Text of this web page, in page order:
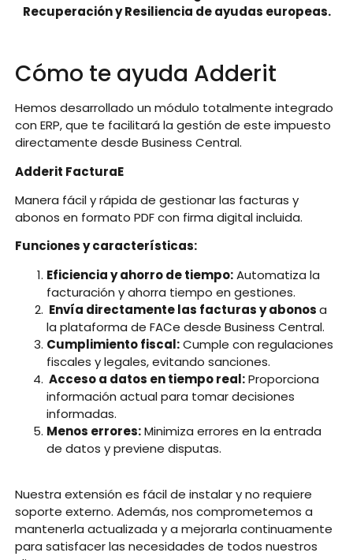
Recuperación y Resiliencia de ayudas europeas.
Cómo te ayuda Adderit
Hemos desarrollado un módulo totalmente integrado
con ERP, que te facilitará la gestión de este impuesto
directamente desde Business Central.
Adderit FacturaE
Manera fácil y rápida de gestionar las facturas y
abonos en formato PDF con firma digital incluida.
Funciones y características:
Eficiencia y ahorro de tiempo:Automatiza la
facturación y ahorra tiempo en gestiones.
Envía directamente las facturas y abonosa
la plataforma de FACe desde Business Central.
Cumplimiento fiscal:Cumple con regulaciones
fiscales y legales, evitando sanciones.
Acceso a datos en tiempo real:Proporciona
información actual para tomar decisiones
informadas.
Menos errores:Minimiza errores en la entrada
de datos y previene disputas.
Nuestra extensión es fácil de instalar y no requiere
soporte externo. Además, nos comprometemos a
mantenerla actualizada y a mejorarla continuamente
para satisfacer las necesidades de todos nuestros